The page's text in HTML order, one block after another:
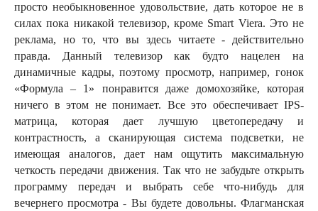
просто необыкновенное удовольствие, дать которое не в
силах пока никакой телевизор, кроме Smart Viera. Это не
реклама, но то, что вы здесь читаете - действительно
правда. Данный телевизор как будто нацелен на
динамичные кадры, поэтому просмотр, например, гонок
«Формула – 1» понравится даже домохозяйке, которая
ничего в этом не понимает. Все это обеспечивает IPS-
матрица, которая дает лучшую цветопередачу и
контрастность, а сканирующая система подсветки, не
имеющая аналогов, дает нам ощутить максимальную
четкость передачи движения. Так что не забудьте открыть
программу передач и выбрать себе что-нибудь для
вечернего просмотра - Вы будете довольны. Флагманская